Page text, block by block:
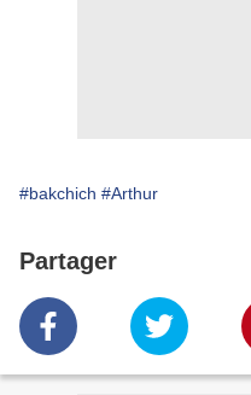
#bakchich #Arthur
Partager